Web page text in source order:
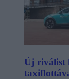
Új riválist